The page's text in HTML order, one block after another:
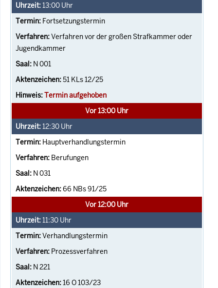
13:00 Uhr
Fortsetzungstermin
Verfahren vor der großen Strafkammer oder
Jugendkammer
N 001
51 KLs 12/25
Termin aufgehoben
Vor 13:00 Uhr
12:30 Uhr
Hauptverhandlungstermin
Berufungen
N 031
66 NBs 91/25
Vor 12:00 Uhr
11:30 Uhr
Verhandlungstermin
Prozessverfahren
N 221
16 O 103/23